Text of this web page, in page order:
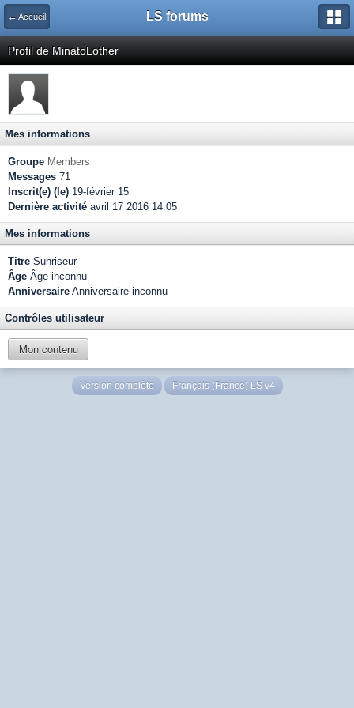
← Accueil LS forums
Profil de MinatoLother
Mes informations
Groupe Members
Messages 71
Inscrit(e) (le) 19-février 15
Dernière activité avril 17 2016 14:05
Mes informations
Titre Sunriseur
Âge Âge inconnu
Anniversaire Anniversaire inconnu
Contrôles utilisateur
Mon contenu
Version complète Français (France) LS v4